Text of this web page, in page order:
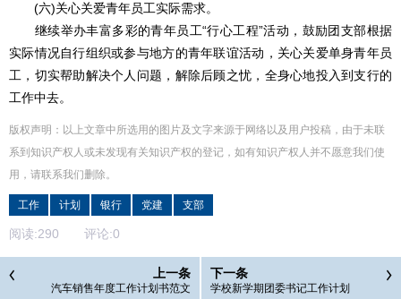
(六)关心关爱青年员工实际需求。
继续举办丰富多彩的青年员工“行心工程”活动，鼓励团支部根据
实际情况自行组织或参与地方的青年联谊活动，关心关爱单身青年员
工，切实帮助解决个人问题，解除后顾之忧，全身心地投入到支行的
工作中去。
版权声明：以上文章中所选用的图片及文字来源于网络以及用户投稿，由于未联
系到知识产权人或未发现有关知识产权的登记，如有知识产权人并不愿意我们使
用，请联系我们删除。
工作 计划 银行 党建 支部
阅读:290 评论:0
上一条
汽车销售年度工作计划书范文
下一条
学校新学期团委书记工作计划